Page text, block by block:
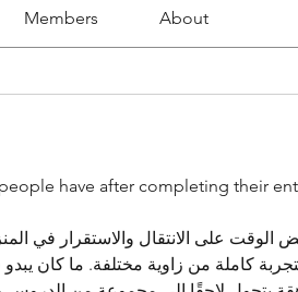
Members About
have after completing their